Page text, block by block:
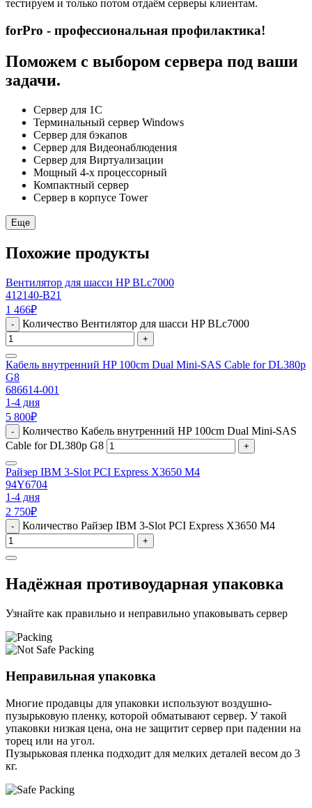
тестируем и только потом отдаём серверы клиентам.
forPro - профессиональная профилактика!
Поможем с выбором сервера под ваши
задачи.
Сервер для 1С
Терминальный сервер Windows
Сервер для бэкапов
Сервер для Видеонаблюдения
Сервер для Виртуализации
Мощный 4-х процессорный
Компактный сервер
Сервер в корпусе Tower
Еще
Похожие продукты
Вентилятор для шасси HP BLc7000
412140-B21
1 466₽
- Количество Вентилятор для шасси HP BLc7000
+
Кабель внутренний HP 100cm Dual Mini-SAS Cable for DL380p
G8
686614-001
1-4 дня
5 800₽
-
Количество Кабель внутренний HP 100cm Dual Mini-SAS
Cable for DL380p G8
+
Райзер IBM 3-Slot PCI Express X3650 M4
94Y6704
1-4 дня
2 750₽
- Количество Райзер IBM 3-Slot PCI Express X3650 M4
+
Надёжная противоударная упаковка
Узнайте как правильно и неправильно упаковывать сервер
Неправильная упаковка
Многие продавцы для упаковки используют воздушно-
пузырьковую пленку, которой обматывают сервер. У такой
упаковки низкая цена, она не защитит сервер при падении на
торец или на угол.
Пузырьковая пленка подходит для мелких деталей весом до 3
кг.